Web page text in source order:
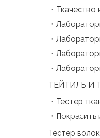
Тестер
Покрасить
Тестер